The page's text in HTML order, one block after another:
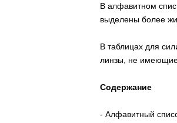
В алфавитном
выделены более
В таблицах для
линзы, не имеющие
Содержание
- Алфавитный